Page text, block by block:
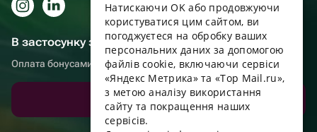
В застосунку зручніше!
Оплата бонусами, самовивіз, зручний чат підтримки
Завантажити додаток
ENGLISH
UKRAINIAN
PORTUGUESE
SPANISH
HUNGARIAN
Натискаючи OK або продовжуючи
користуватися цим сайтом, ви
погоджуєтеся на обробку ваших
персональних даних за допомогою
файлів cookie, включаючи сервіси
«Яндекс Метрика» та «Top Mail.ru»,
з метою аналізу використання
сайту та покращення наших
сервісів.